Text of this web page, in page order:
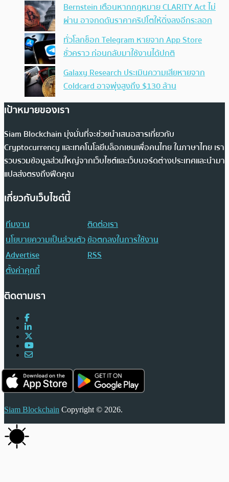
Bernstein เตือนหากกฎหมาย CLARITY Act ไม่
ผ่าน อาจกดดันราคาคริปโตให้ดิ่งลงอีกระลอก
ทั่วโลกช็อก Telegram หายจาก App Store
ชั่วคราว ก่อนกลับมาใช้งานได้ปกติ
Galaxy Research ประเมินความเสียหายจาก
Coldcard อาจพุ่งสูงถึง $130 ล้าน
เป้าหมายของเรา
Siam Blockchain มุ่งมั่นที่จะช่วยนำเสนอสารเกี่ยวกับ
Cryptocurrency และเทคโนโลยีบล็อกเชนเพื่อคนไทย ในภาษาไทย เรา
รวบรวมข้อมูลส่วนใหญ่จากเว็บไซต์และเว็บบอร์ดต่างประเทศและนำมา
แปลส่งตรงถึงฟีดคุณ
เกี่ยวกับเว็บไซต์นี้
ทีมงาน
ติดต่อเรา
นโยบายความเป็นส่วนตัวข้อตกลงในการใช้งาน
Advertise
RSS
ตั้งค่าคุกกี้
ติดตามเรา
Siam Blockchain Copyright © 2026.